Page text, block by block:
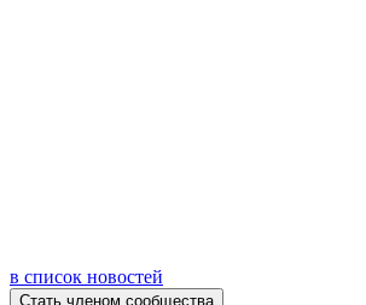
в список новостей